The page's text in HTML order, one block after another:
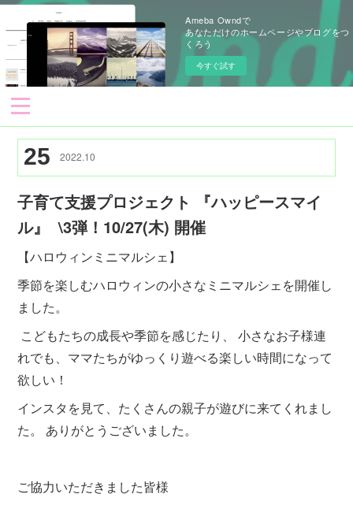
Ameba Owndで
あなただけのホームページやブログをつ
くろう
今すぐ試す
25 2022.10
子育て支援プロジェクト 『ハッピースマイ
ル』 ⁡ \3弾！10/27(木) 開催
【ハロウィンミニマルシェ】 ⁡
季節を楽しむハロウィンの小さなミニマルシェを開催し
ました。
こどもたちの成長や季節を感じたり、 小さなお子様連
れでも、ママたちがゆっくり遊べる楽しい時間になって
欲しい！
インスタを見て、たくさんの親子が遊びに来てくれまし
た。 ありがとうございました。
ご協力いただきました皆様